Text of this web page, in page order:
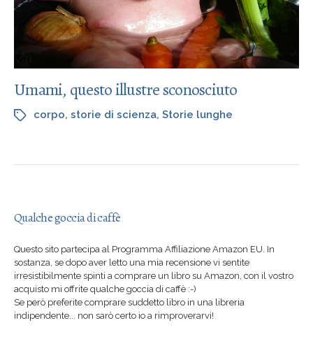
Umami, questo illustre sconosciuto
corpo, storie di scienza, Storie lunghe
Qualche goccia di caffè
Questo sito partecipa al Programma Affiliazione Amazon EU. In
sostanza, se dopo aver letto una mia recensione vi sentite
irresistibilmente spinti a comprare un libro su Amazon, con il vostro
acquisto mi offrite qualche goccia di caffè :-)
Se però preferite comprare suddetto libro in una libreria
indipendente... non sarò certo io a rimproverarvi!